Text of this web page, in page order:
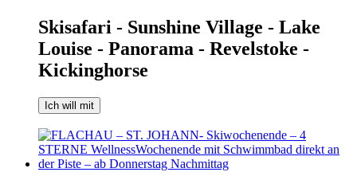
Skisafari - Sunshine Village - Lake
Louise - Panorama - Revelstoke -
Kickinghorse
Ich will mit